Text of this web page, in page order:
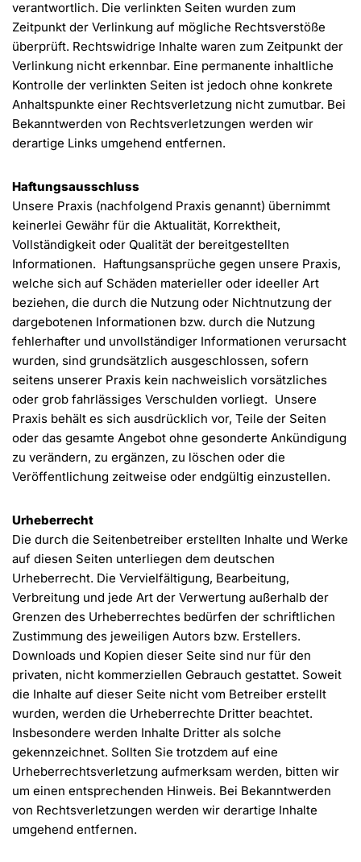
verantwortlich. Die verlinkten Seiten wurden zum
Zeitpunkt der Verlinkung auf mögliche Rechtsverstöße
überprüft. Rechtswidrige Inhalte waren zum Zeitpunkt der
Verlinkung nicht erkennbar. Eine permanente inhaltliche
Kontrolle der verlinkten Seiten ist jedoch ohne konkrete
Anhaltspunkte einer Rechtsverletzung nicht zumutbar. Bei
Bekanntwerden von Rechtsverletzungen werden wir
derartige Links umgehend entfernen.
Haftungsausschluss
Unsere Praxis (nachfolgend Praxis genannt) übernimmt
keinerlei Gewähr für die Aktualität, Korrektheit,
Vollständigkeit oder Qualität der bereitgestellten
Informationen. Haftungsansprüche gegen unsere Praxis,
welche sich auf Schäden materieller oder ideeller Art
beziehen, die durch die Nutzung oder Nichtnutzung der
dargebotenen Informationen bzw. durch die Nutzung
fehlerhafter und unvollständiger Informationen verursacht
wurden, sind grundsätzlich ausgeschlossen, sofern
seitens unserer Praxis kein nachweislich vorsätzliches
oder grob fahrlässiges Verschulden vorliegt. Unsere
Praxis behält es sich ausdrücklich vor, Teile der Seiten
oder das gesamte Angebot ohne gesonderte Ankündigung
zu verändern, zu ergänzen, zu löschen oder die
Veröffentlichung zeitweise oder endgültig einzustellen.
Urheberrecht
Die durch die Seitenbetreiber erstellten Inhalte und Werke
auf diesen Seiten unterliegen dem deutschen
Urheberrecht. Die Vervielfältigung, Bearbeitung,
Verbreitung und jede Art der Verwertung außerhalb der
Grenzen des Urheberrechtes bedürfen der schriftlichen
Zustimmung des jeweiligen Autors bzw. Erstellers.
Downloads und Kopien dieser Seite sind nur für den
privaten, nicht kommerziellen Gebrauch gestattet. Soweit
die Inhalte auf dieser Seite nicht vom Betreiber erstellt
wurden, werden die Urheberrechte Dritter beachtet.
Insbesondere werden Inhalte Dritter als solche
gekennzeichnet. Sollten Sie trotzdem auf eine
Urheberrechtsverletzung aufmerksam werden, bitten wir
um einen entsprechenden Hinweis. Bei Bekanntwerden
von Rechtsverletzungen werden wir derartige Inhalte
umgehend entfernen.